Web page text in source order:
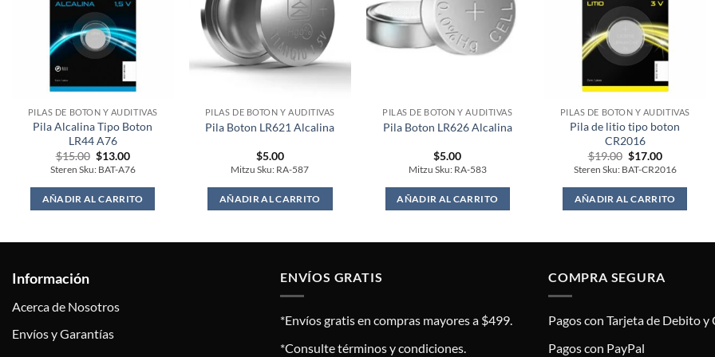
PILAS DE BOTON Y AUDITIVAS
Pila Alcalina Tipo Boton
LR44 A76
$15.00 Original
price
was:
$15.00.
$13.00Current
price
is:
$13.00.
Steren Sku: BAT-A76
AÑADIR AL CARRITO
PILAS DE BOTON Y AUDITIVAS
Pila Boton LR621 Alcalina
$5.00
Mitzu Sku: RA-587
AÑADIR AL CARRITO
PILAS DE BOTON Y AUDITIVAS
Pila Boton LR626 Alcalina
$5.00
Mitzu Sku: RA-583
AÑADIR AL CARRITO
PILAS DE BOTON Y AUDITIVAS
Pila de litio tipo boton
CR2016
$19.00 Original
price
was:
$19.00.
$17.00Current
price
is:
$17.00.
Steren Sku: BAT-CR2016
AÑADIR AL CARRITO
Información
Acerca de Nosotros
Envíos y Garantías
ENVÍOS GRATIS
*Envíos gratis en compras mayores a $499.
*Consulte términos y condiciones.
COMPRA SEGURA
Pagos con Tarjeta de Debito y
Pagos con PayPal